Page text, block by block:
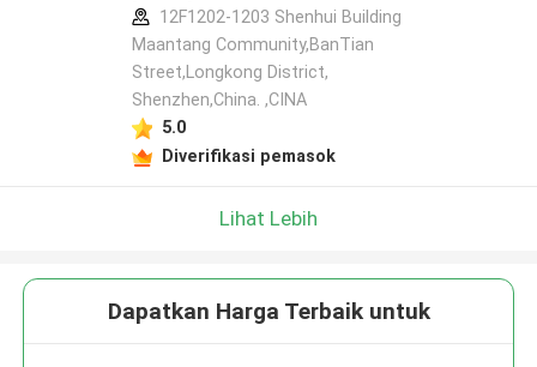
12F1202-1203 Shenhui Building
Maantang Community,BanTian
Street,Longkong District,
Shenzhen,China. ,CINA
5.0
Diverifikasi pemasok
Lihat Lebih
Dapatkan Harga Terbaik untuk